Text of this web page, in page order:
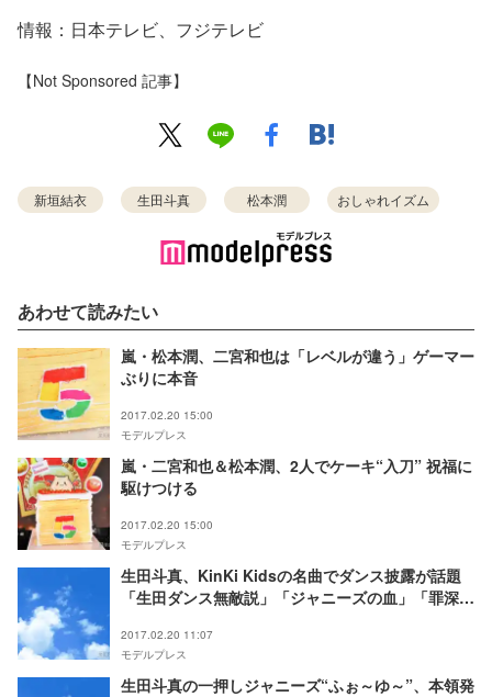
情報：日本テレビ、フジテレビ
【Not Sponsored 記事】
新垣結衣 生田斗真 松本潤 おしゃれイズム
あわせて読みたい
嵐・松本潤、二宮和也は「レベルが違う」ゲーマー
ぶりに本音
2017.02.20 15:00
モデルプレス
嵐・二宮和也＆松本潤、2人でケーキ“入刀” 祝福に
駆けつける
2017.02.20 15:00
モデルプレス
生田斗真、KinKi Kidsの名曲でダンス披露が話題
「生田ダンス無敵説」「ジャニーズの血」「罪深
2017.02.20 11:07
モデルプレス
生田斗真の一押しジャニーズ“ふぉ～ゆ～”、本領発